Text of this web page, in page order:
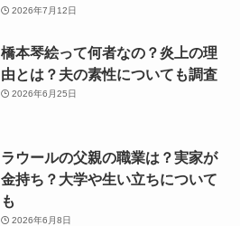
2026年7月12日
橋本琴絵って何者なの？炎上の理
由とは？夫の素性についても調査
2026年6月25日
ラウールの父親の職業は？実家が
金持ち？大学や生い立ちについて
も
2026年6月8日